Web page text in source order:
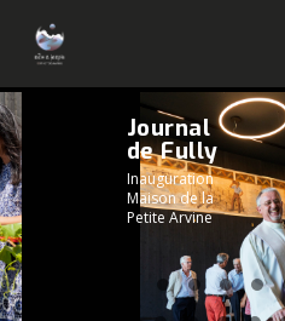
Journal
de Fully
Inauguration
Maison de la
Petite Arvine